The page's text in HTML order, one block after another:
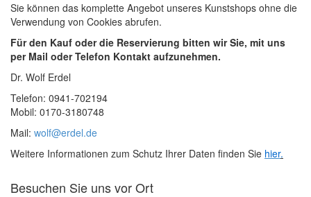
Sie können das komplette Angebot unseres Kunstshops ohne die
Verwendung von Cookies abrufen.
Für den Kauf oder die Reservierung bitten wir Sie, mit uns
per Mail oder Telefon Kontakt aufzunehmen.
Dr. Wolf Erdel
Telefon: 0941-702194
Mobil: 0170-3180748
Mail: wolf@erdel.de
Weitere Informationen zum Schutz Ihrer Daten finden Sie hier.
Besuchen Sie uns vor Ort